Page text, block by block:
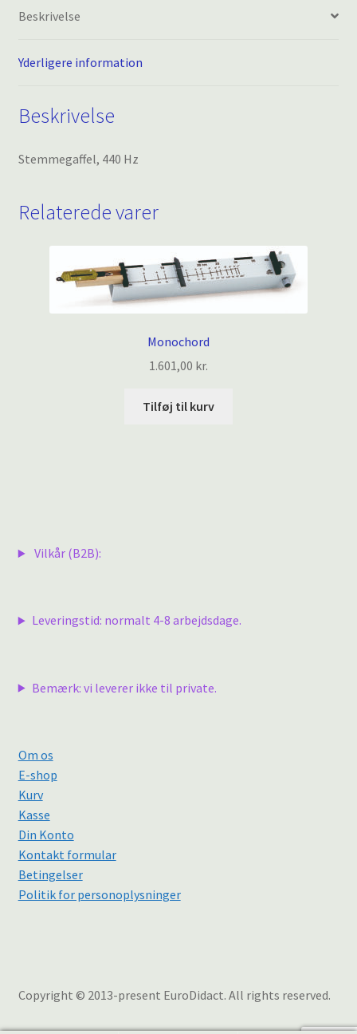
Beskrivelse
Yderligere information
Beskrivelse
Stemmegaffel, 440 Hz
Relaterede varer
Monochord
1.601,00 kr.
Tilføj til kurv
Vilkår (B2B):
Leveringstid: normalt 4-8 arbejdsdage.
Bemærk: vi leverer ikke til private.
Om os
E-shop
Kurv
Kasse
Din Konto
Kontakt formular
Betingelser
Politik for personoplysninger
Copyright © 2013-present EuroDidact. All rights reserved.